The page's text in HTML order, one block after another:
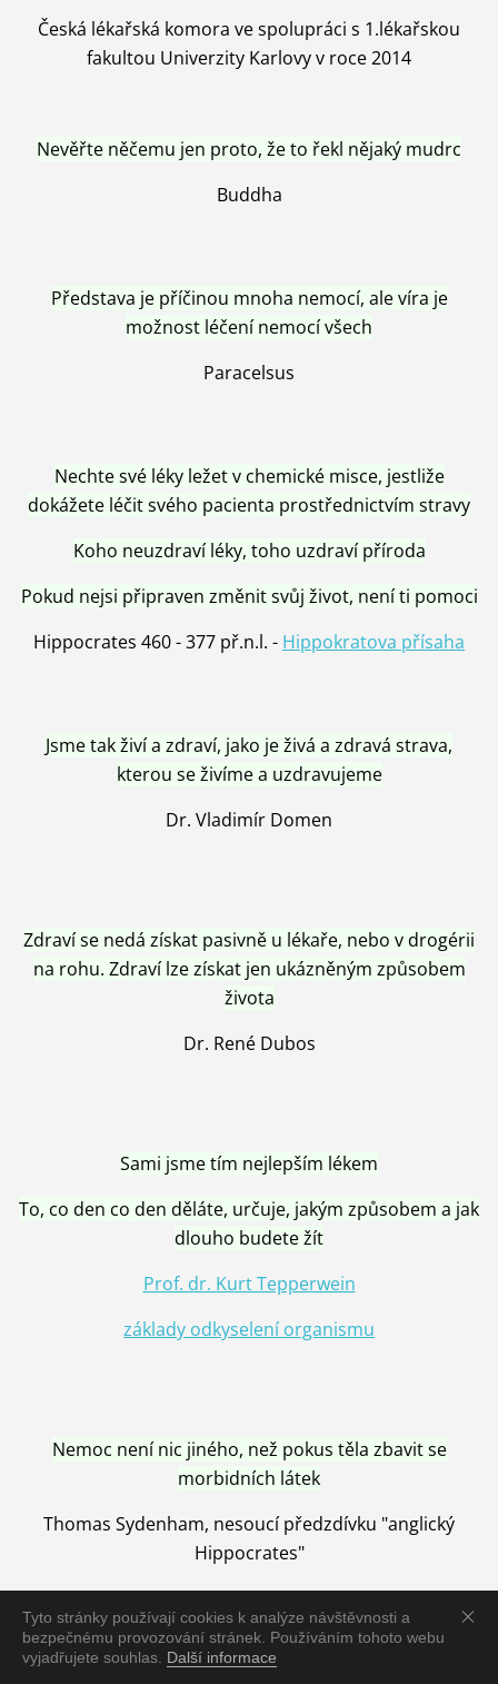
Tyto stránky používají cookies k analýze návštěvnosti a
bezpečnému provozování stránek. Používáním tohoto webu
vyjadřujete souhlas. Další informace
Česká lékařská komora ve spolupráci s 1.lékařskou
fakultou Univerzity Karlovy v roce 2014
Nevěřte něčemu jen proto, že to řekl nějaký mudrc
Buddha
Představa je příčinou mnoha nemocí, ale víra je
možnost léčení nemocí všech
Paracelsus
Nechte své léky ležet v chemické misce, jestliže
dokážete léčit svého pacienta prostřednictvím stravy
Koho neuzdraví léky, toho uzdraví příroda
Pokud nejsi připraven změnit svůj život, není ti pomoci
Hippocrates 460 - 377 př.n.l. - Hippokratova přísaha
Jsme tak živí a zdraví, jako je živá a zdravá strava,
kterou se živíme a uzdravujeme
Dr. Vladimír Domen
Zdraví se nedá získat pasivně u lékaře, nebo v drogérii
na rohu. Zdraví lze získat jen ukázněným způsobem
života
Dr. René Dubos
Sami jsme tím nejlepším lékem
To, co den co den děláte, určuje, jakým způsobem a jak
dlouho budete žít
Prof. dr. Kurt Tepperwein
základy odkyselení organismu
Nemoc není nic jiného, než pokus těla zbavit se
morbidních látek
Thomas Sydenham, nesoucí předzdívku "anglický
Hippocrates"
Nemoc je vyléčena jen pomocí Přírody, neutralizací a